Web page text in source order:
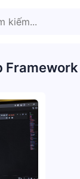
Framework